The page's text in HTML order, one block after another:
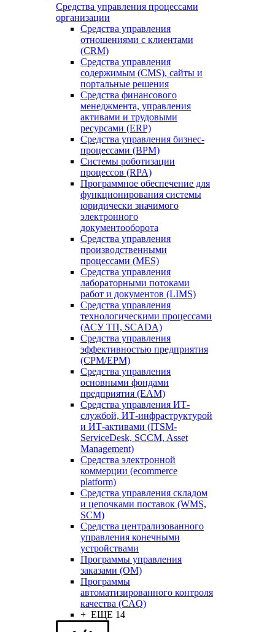
Средства управления процессами
организации
Средства управления
отношениями с клиентами
(CRM)
Средства управления
содержимым (CMS), сайты и
портальные решения
Средства финансового
менеджмента, управления
активами и трудовыми
ресурсами (ERP)
Средства управления бизнес-
процессами (BPM)
Системы роботизации
процессов (RPA)
Программное обеспечение для
функционирования системы
юридически значимого
электронного
документооборота
Средства управления
производственными
процессами (MES)
Средства управления
лабораторными потоками
работ и документов (LIMS)
Средства управления
технологическими процессами
(АСУ ТП, SCADA)
Средства управления
эффективностью предприятия
(CPM/EPM)
Средства управления
основными фондами
предприятия (EAM)
Средства управления ИТ-
службой, ИТ-инфраструктурой
и ИТ-активами (ITSM-
ServiceDesk, SCCM, Asset
Management)
Средства электронной
коммерции (ecommerce
platform)
Средства управления складом
и цепочками поставок (WMS,
SCM)
Средства централизованного
управления конечными
устройствами
Программы управления
заказами (OM)
Программы
автоматизированного контроля
качества (CAQ)
+ ЕЩЕ 14